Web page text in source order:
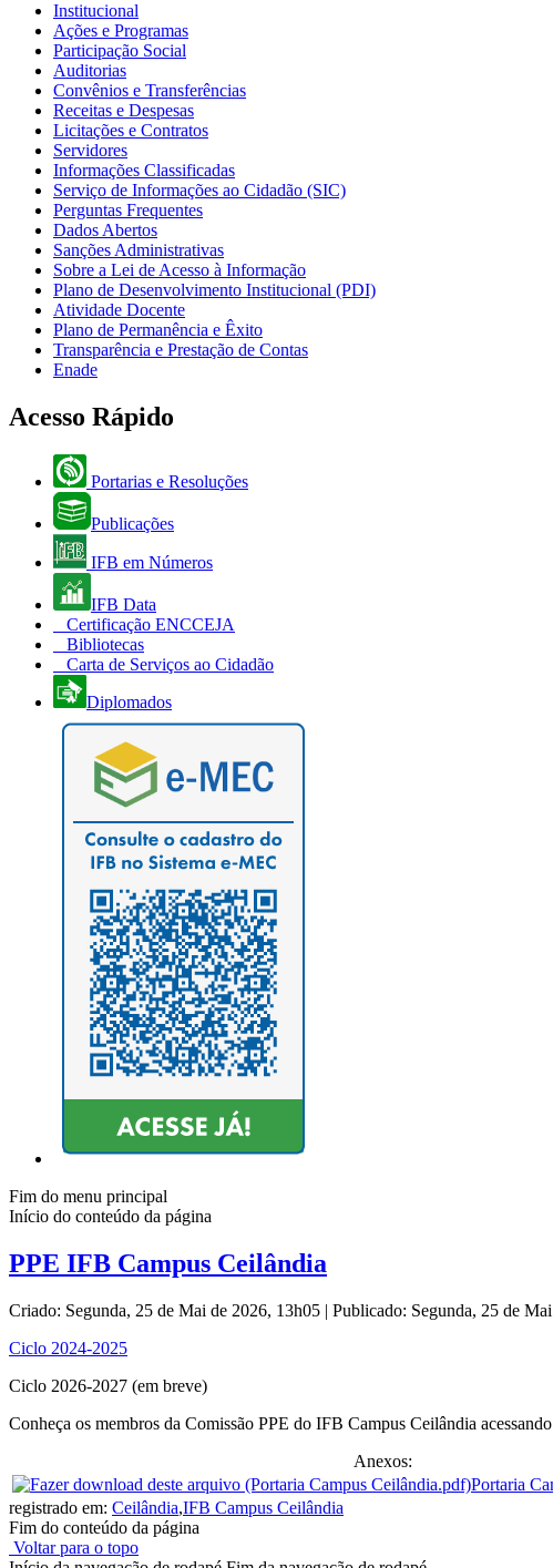
Institucional
Ações e Programas
Participação Social
Auditorias
Convênios e Transferências
Receitas e Despesas
Licitações e Contratos
Servidores
Informações Classificadas
Serviço de Informações ao Cidadão (SIC)
Perguntas Frequentes
Dados Abertos
Sanções Administrativas
Sobre a Lei de Acesso à Informação
Plano de Desenvolvimento Institucional (PDI)
Atividade Docente
Plano de Permanência e Êxito
Transparência e Prestação de Contas
Enade
Acesso Rápido
Portarias e Resoluções
Publicações
IFB em Números
IFB Data
Certificação ENCCEJA
Bibliotecas
Carta de Serviços ao Cidadão
Diplomados
Fim do menu principal
Início do conteúdo da página
PPE IFB Campus Ceilândia
Criado: Segunda, 25 de Mai de 2026, 13h05 | Publicado: Segunda, 25 de
Ciclo 2024-2025
Ciclo 2026-2027 (em breve)
Conheça os membros da Comissão PPE do IFB Campus Ceilândia
Anexos:
Portaria
registrado em: Ceilândia,IFB Campus Ceilândia
Fim do conteúdo da página
Voltar para o topo